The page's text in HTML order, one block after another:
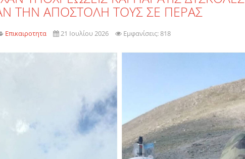
ΤΗΝ ΑΠΟΣΤΟΛΗ ΤΟΥΣ ΣΕ ΠΕΡΑΣ
Επικαιροτητα 21 Ιουλίου 2026 Εμφανίσεις: 818